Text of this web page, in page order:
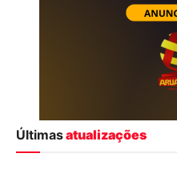
Últimasatualizações